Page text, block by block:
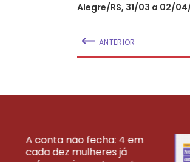
Alegre/RS, 31/03 a 02/
ANTERIOR
A conta não fecha: 4 em
cada dez mulheres já